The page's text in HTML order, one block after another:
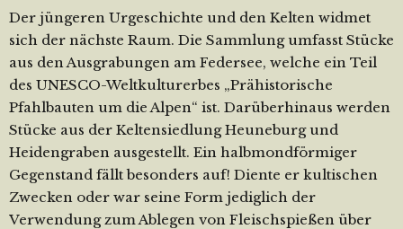
Der jüngeren Urgeschichte und den Kelten widmet
sich der nächste Raum. Die Sammlung umfasst Stücke
aus den Ausgrabungen am Federsee, welche ein Teil
des UNESCO-Weltkulturerbes „Prähistorische
Pfahlbauten um die Alpen“ ist. Darüberhinaus werden
Stücke aus der Keltensiedlung Heuneburg und
Heidengraben ausgestellt. Ein halbmondförmiger
Gegenstand fällt besonders auf! Diente er kultischen
Zwecken oder war seine Form jediglich der
Verwendung zum Ablegen von Fleischspießen über